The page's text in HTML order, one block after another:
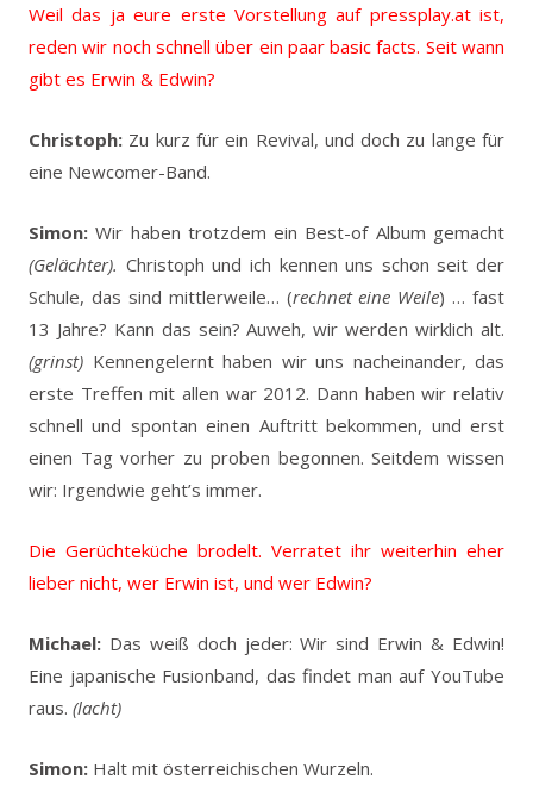
Weil das ja eure erste Vorstellung auf pressplay.at ist,
reden wir noch schnell über ein paar basic facts. Seit wann
gibt es Erwin & Edwin?
Christoph: Zu kurz für ein Revival, und doch zu lange für
eine Newcomer-Band.
Simon: Wir haben trotzdem ein Best-of Album gemacht
(Gelächter). Christoph und ich kennen uns schon seit der
Schule, das sind mittlerweile… (rechnet eine Weile) … fast
13 Jahre? Kann das sein? Auweh, wir werden wirklich alt.
(grinst) Kennengelernt haben wir uns nacheinander, das
erste Treffen mit allen war 2012. Dann haben wir relativ
schnell und spontan einen Auftritt bekommen, und erst
einen Tag vorher zu proben begonnen. Seitdem wissen
wir: Irgendwie geht’s immer.
Die Gerüchteküche brodelt. Verratet ihr weiterhin eher
lieber nicht, wer Erwin ist, und wer Edwin?
Michael: Das weiß doch jeder: Wir sind Erwin & Edwin!
Eine japanische Fusionband, das findet man auf YouTube
raus. (lacht)
Simon: Halt mit österreichischen Wurzeln.